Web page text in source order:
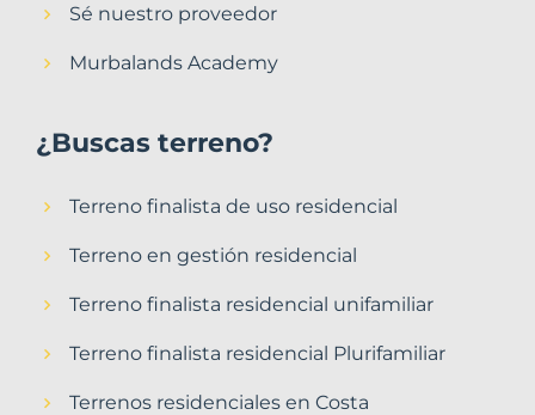
Sé nuestro proveedor
Murbalands Academy
¿Buscas terreno?
Terreno finalista de uso residencial
Terreno en gestión residencial
Terreno finalista residencial unifamiliar
Terreno finalista residencial Plurifamiliar
Terrenos residenciales en Costa